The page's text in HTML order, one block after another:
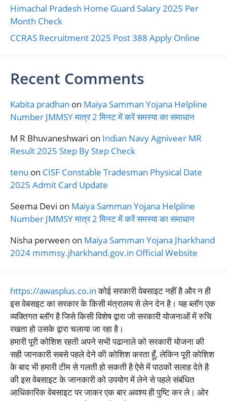
Himachal Pradesh Home Guard Salary 2025 Per
Month Check
CCRAS Recruitment 2025 Post 388 Apply Online
Recent Comments
Kabita pradhan on Maiya Samman Yojana Helpline
Number JMMSY मात्र 2 मिनट में करें समस्या का समाधान
M R Bhuvaneshwari on Indian Navy Agniveer MR
Result 2025 Step By Step Check
tenu on CISF Constable Tradesman Physical Date
2025 Admit Card Update
Seema Devi on Maiya Samman Yojana Helpline
Number JMMSY मात्र 2 मिनट में करें समस्या का समाधान
Nisha perween on Maiya Samman Yojana Jharkhand
2024 mmmsy.jharkhand.gov.in Official Website
https://awasplus.co.inकोई सरकारी वेबसाइट नहीं है और न ही
इस वेबसइट का सरकार के किसी मंत्रालय से लेन देन है। यह ब्लॉग एक
व्यक्तिगत ब्लॉग है जिसे किसी विशेष द्वारा जो सरकारी योजनाओं में रुचि
रखता हो उसके द्वारा चलाया जा रहा है।
हमारी पूरी कोशिश रहती अपने सभी पढानाले को सरकारी योजना की
सही जानकारी सबसे पहले देने की कोशिश करता हूँ, लेकिन पूरी कोशिश
के बाद भी हमारी टीम से गलती हो सकती है ऐसे में पाठकों सलाह देते है
की इस वेबसाइट के जानकारी को उपयोग में लेने से पहले संबंधित
आधिकारिक वेबसाइट पर जाकर एक बार अवश्य ही पुष्टि कर ले। ओर